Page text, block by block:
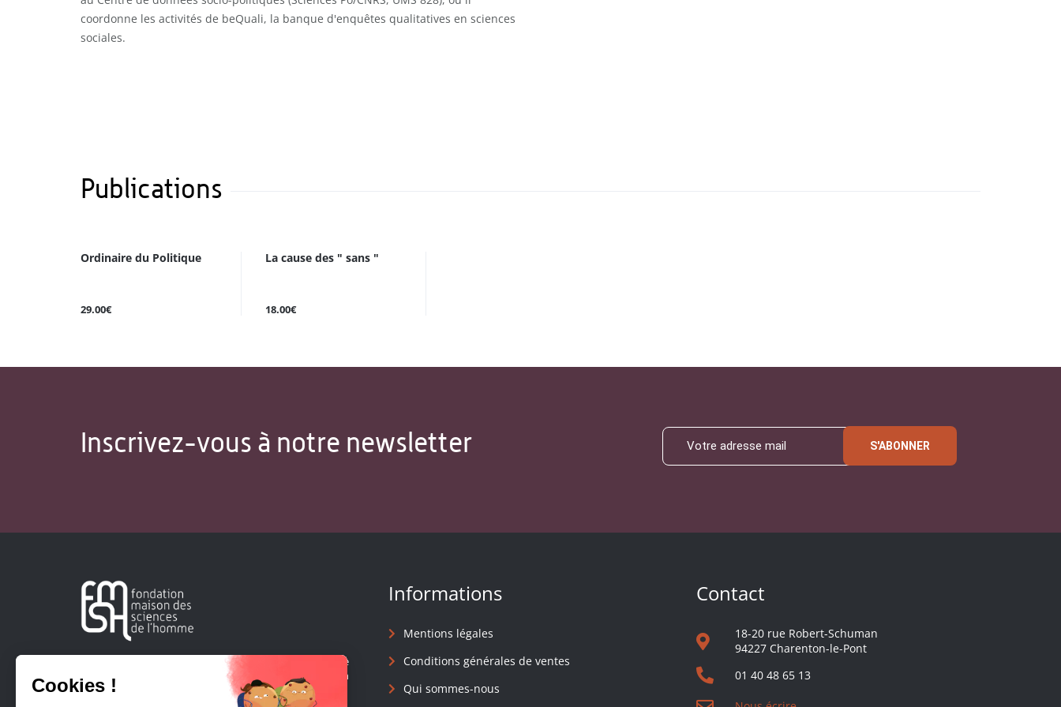
coordonne les activités de beQuali, la banque d'enquêtes qualitatives en sciences
sociales.
Publications
Ordinaire du Politique
29.00€
La cause des " sans "
18.00€
Inscrivez-vous à notre newsletter S'ABONNER
Créée en 1963, la Fondation Maison Sciences de l'Homme
soutient la recherche et la diffusion des connaissances en
sciences humaines et sociales.
Informations
Mentions légales
Conditions générales de ventes
Qui sommes-nous
Contact
18-20 rue Robert-Schuman
94227 Charenton-le-Pont
01 40 48 65 13